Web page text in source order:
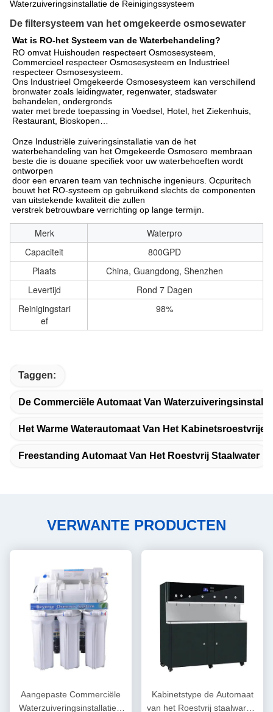
Waterzuiveringsinstallatie de Reinigingssysteem
De filtersysteem van het omgekeerde osmosewater
Wat is RO-het Systeem van de Waterbehandeling?
RO omvat Huishouden respecteert Osmosesysteem,
Commercieel respecteer Osmosesysteem en Industrieel
respecteer Osmosesysteem.
Ons Industrieel Omgekeerde Osmosesysteem kan verschillend
bronwater zoals leidingwater, regenwater, stadswater
behandelen, ondergronds
water met brede toepassing in Voedsel, Hotel, het Ziekenhuis,
Restaurant, Bioskopen…
Onze Industriële zuiveringsinstallatie van de het
waterbehandeling van het Omgekeerde Osmosero membraan
beste die is douane specifiek voor uw waterbehoeften wordt
ontworpen
door een ervaren team van technische ingenieurs. Ocpuritech
bouwt het RO-systeem op gebruikend slechts de componenten
van uitstekende kwaliteit die zullen
verstrek betrouwbare verrichting op lange termijn.
Merk
Waterpro
Capaciteit
800GPD
Plaats
China, Guangdong, Shenzhen
Levertijd
Rond 7 Dagen
Reinigingstari
ef
98%
Taggen:
De Commerciële Automaat Van
Het Warme Waterautomaat Van Het Kabinetsroestvrije
Freestanding Automaat Van Het Roestvrij Staalwater
VERWANTE PRODUCTEN
Aangepaste Commerciële
Waterzuiveringsinstallaties,
Kabinetstype de Automaat
van het Roestvrij staalwarme